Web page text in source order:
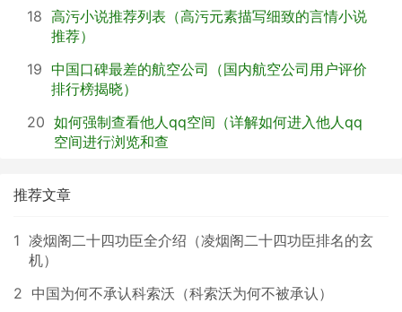
18 高污小说推荐列表（高污元素描写细致的言情小说
推荐）
19 中国口碑最差的航空公司（国内航空公司用户评价
排行榜揭晓）
20 如何强制查看他人qq空间（详解如何进入他人qq
空间进行浏览和查
推荐文章
1 凌烟阁二十四功臣全介绍（凌烟阁二十四功臣排名的玄
机）
2 中国为何不承认科索沃（科索沃为何不被承认）